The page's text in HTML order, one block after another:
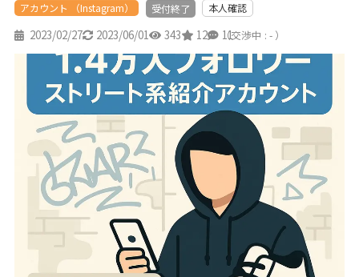
アカウント （Instagram） 受付終了 本人確認
2023/02/27 2023/06/01 343 12 11
（交渉中 : - ）